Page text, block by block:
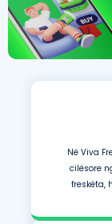
Në Viva
cilësore
freskëta,